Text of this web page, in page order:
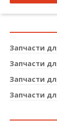
Запчасти
Запчасти
Запчасти
Запчасти